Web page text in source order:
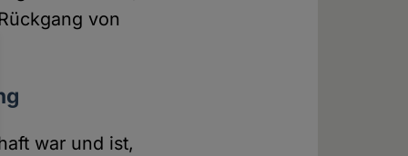
von
war und ist,